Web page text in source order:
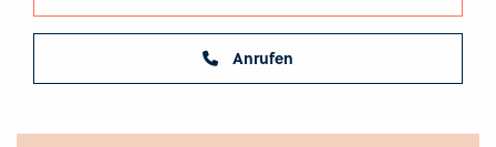
Anrufen